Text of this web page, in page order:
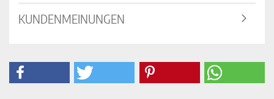
KUNDENMEINUNGEN